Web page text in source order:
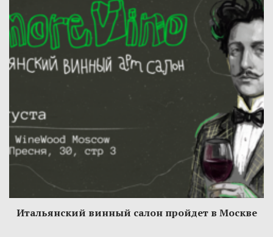
Итальянский винный салон пройдет в Москве